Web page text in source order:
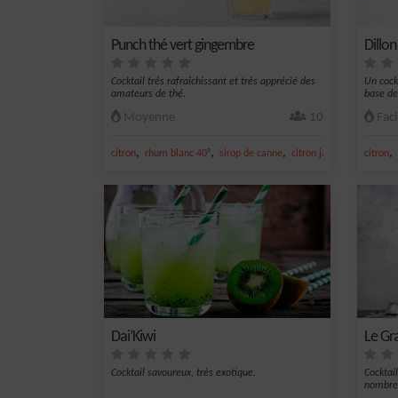
Punch thé vert gingembre
Cocktail très rafraîchissant et très apprécié des
amateurs de thé.
Moyenne 10
citron, rhum blanc 40°, sirop de canne, citron jaune jus de
Un
base
citron,
Dai’Kiwi
Cocktail savoureux, très exotique.
Le